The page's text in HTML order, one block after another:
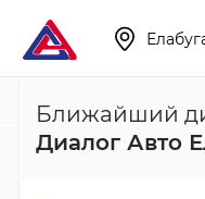
Ближайший
Диалог Авто
+7 (855) 222-05-71